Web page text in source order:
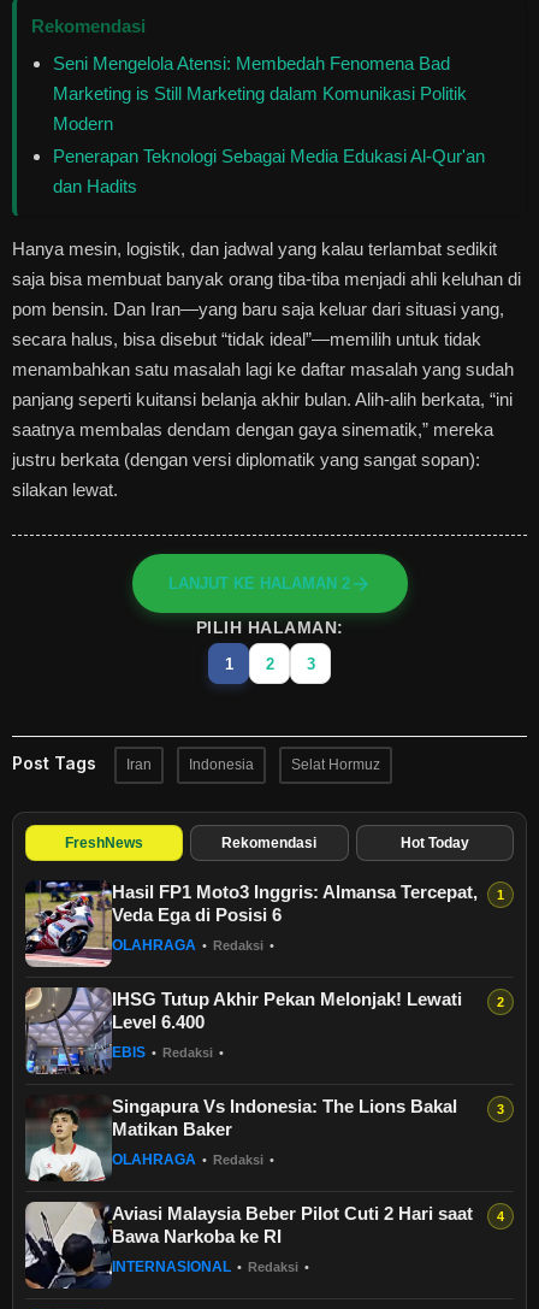
Rekomendasi
Seni Mengelola Atensi: Membedah Fenomena Bad
Marketing is Still Marketing dalam Komunikasi Politik
Modern
Penerapan Teknologi Sebagai Media Edukasi Al-Qur'an
dan Hadits
Hanya mesin, logistik, dan jadwal yang kalau terlambat sedikit
saja bisa membuat banyak orang tiba-tiba menjadi ahli keluhan di
pom bensin. Dan Iran—yang baru saja keluar dari situasi yang,
secara halus, bisa disebut “tidak ideal”—memilih untuk tidak
menambahkan satu masalah lagi ke daftar masalah yang sudah
panjang seperti kuitansi belanja akhir bulan. Alih-alih berkata, “ini
saatnya membalas dendam dengan gaya sinematik,” mereka
justru berkata (dengan versi diplomatik yang sangat sopan):
silakan lewat.
LANJUT KE HALAMAN 2
PILIH HALAMAN:
1 2 3
Post Tags Iran Indonesia Selat Hormuz
FreshNews Rekomendasi Hot Today
Hasil FP1 Moto3 Inggris: Almansa Tercepat,
Veda Ega di Posisi 6
OLAHRAGA • Redaksi •
IHSG Tutup Akhir Pekan Melonjak! Lewati
Level 6.400
EBIS • Redaksi •
Singapura Vs Indonesia: The Lions Bakal
Matikan Baker
OLAHRAGA • Redaksi •
Aviasi Malaysia Beber Pilot Cuti 2 Hari saat
Bawa Narkoba ke RI
INTERNASIONAL • Redaksi •